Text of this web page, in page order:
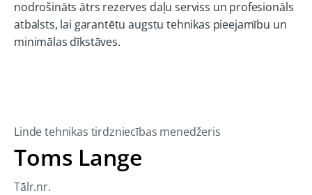
nodrošināts ātrs rezerves daļu serviss un profesionāls
atbalsts, lai garantētu augstu tehnikas pieejamību un
minimālas dīkstāves.
Linde tehnikas tirdzniecības menedžeris
Toms Lange
Tālr.nr.